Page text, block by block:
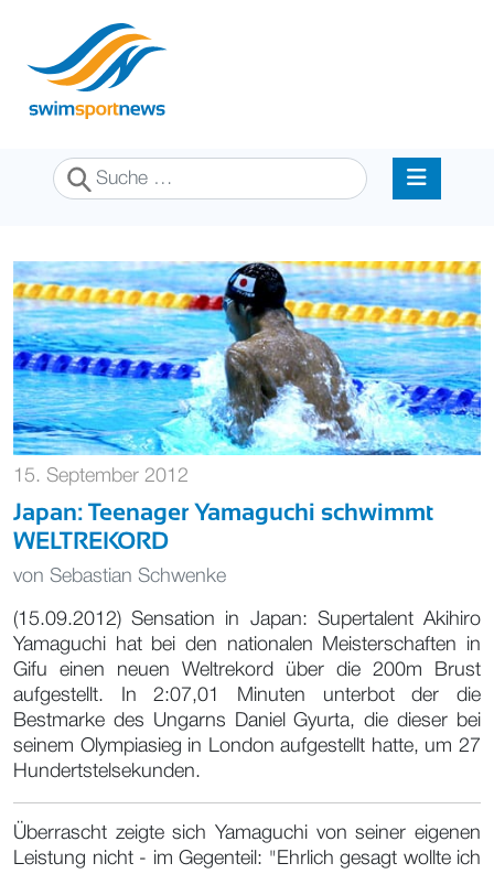
Suchen
15. September 2012
Japan: Teenager Yamaguchi schwimmt
WELTREKORD
von Sebastian Schwenke
(15.09.2012) Sensation in Japan: Supertalent Akihiro
Yamaguchi hat bei den nationalen Meisterschaften in
Gifu einen neuen Weltrekord über die 200m Brust
aufgestellt. In 2:07,01 Minuten unterbot der die
Bestmarke des Ungarns Daniel Gyurta, die dieser bei
seinem Olympiasieg in London aufgestellt hatte, um 27
Hundertstelsekunden.
Überrascht zeigte sich Yamaguchi von seiner eigenen
Leistung nicht - im Gegenteil: "Ehrlich gesagt wollte ich